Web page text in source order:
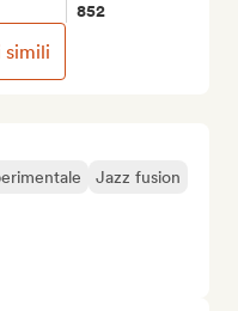
Jazz fusion
852
simili